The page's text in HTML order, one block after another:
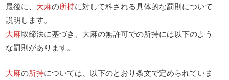
最後に、 大麻の所持に対して科される具体的な罰則について
説明します。
大麻取締法に基づき、大麻の無許可での所持には以下のよう
な罰則があります。
大麻の所持については、以下のとおり条文で定められていま